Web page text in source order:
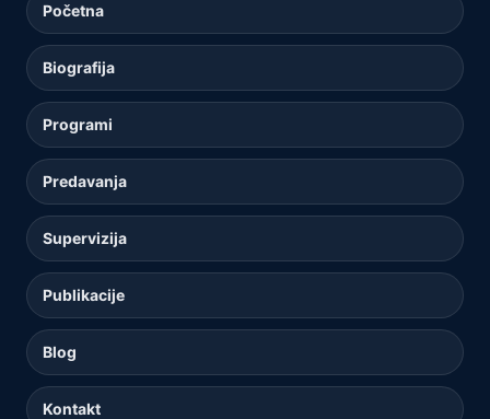
Početna
Biografija
Programi
Predavanja
Supervizija
Publikacije
Blog
Kontakt